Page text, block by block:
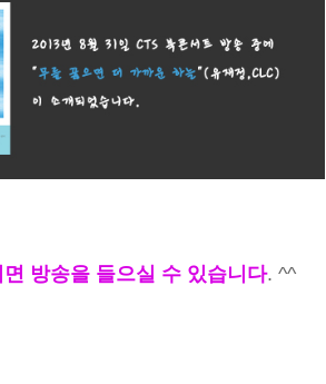
방송을 들으실 수 있습니다. ^^